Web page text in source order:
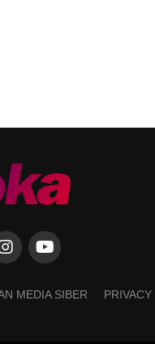
MEDIA SIBER